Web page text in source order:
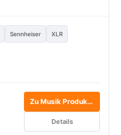
Sennheiser XLR
Zu Musik Produktiv*
Details